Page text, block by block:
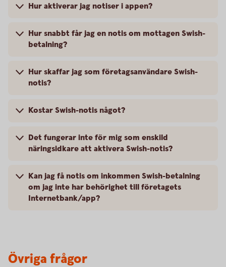
Hur aktiverar jag notiser i appen?
Hur snabbt får jag en notis om mottagen Swish-
betalning?
Hur skaffar jag som företagsanvändare Swish-
notis?
Kostar Swish-notis något?
Det fungerar inte för mig som enskild
näringsidkare att aktivera Swish-notis?
Kan jag få notis om inkommen Swish-betalning
om jag inte har behörighet till företagets
Internetbank/app?
Övriga frågor